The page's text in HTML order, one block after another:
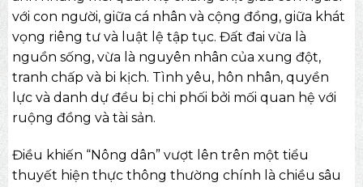
với con người, giữa cá nhân và cộng đồng, giữa khát
vọng riêng tư và luật lệ tập tục. Đất đai vừa là
nguồn sống, vừa là nguyên nhân của xung đột,
tranh chấp và bi kịch. Tình yêu, hôn nhân, quyền
lực và danh dự đều bị chi phối bởi mối quan hệ với
ruộng đồng và tài sản.
Điều khiến “Nông dân” vượt lên trên một tiểu
thuyết hiện thực thông thường chính là chiều sâu